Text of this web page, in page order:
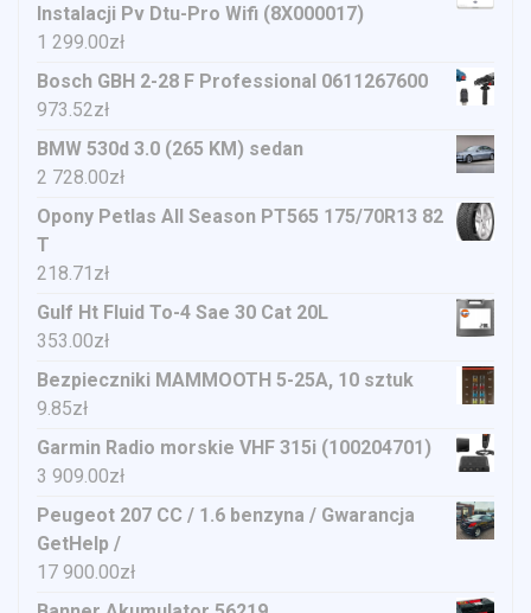
Instalacji Pv Dtu-Pro Wifi (8X000017)
1 299.00zł
Bosch GBH 2-28 F Professional 0611267600
973.52zł
BMW 530d 3.0 (265 KM) sedan
2 728.00zł
Opony Petlas All Season PT565 175/70R13 82
T
218.71 zł
Gulf Ht Fluid To-4 Sae 30 Cat 20L
353.00zł
Bezpieczniki MAMMOOTH 5-25A, 10 sztuk
9.85zł
Garmin Radio morskie VHF 315i (100204701)
3 909.00zł
Peugeot 207 CC / 1.6 benzyna / Gwarancja
GetHelp /
17 900.00zł